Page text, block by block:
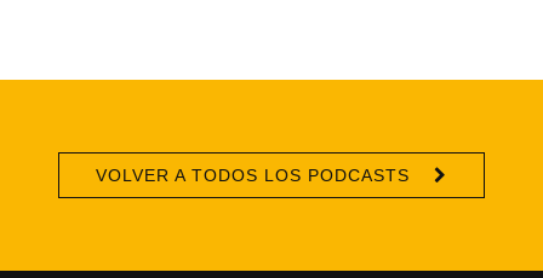
VOLVER A TODOS LOS PODCASTS